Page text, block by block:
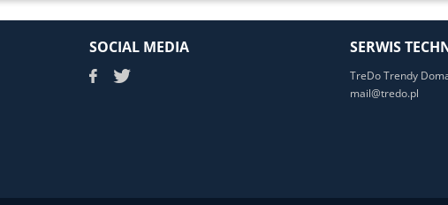
SOCIAL MEDIA SERWIS
TreDo Trendy
mail@tredo.pl